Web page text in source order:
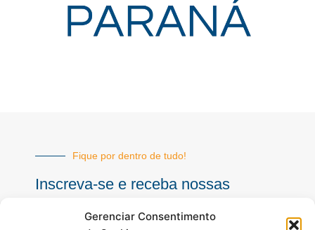
Gerenciar Consentimento
Fique por dentro de tudo!
Inscreva-se e receba nossas